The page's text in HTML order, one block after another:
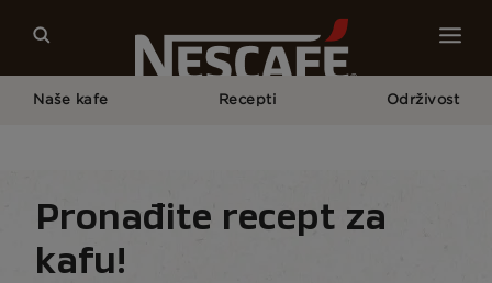
Naše kafe Recepti Održivost
Pronađite recept za
kafu!